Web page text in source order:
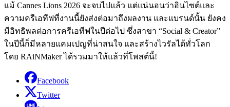
แม้ Cannes Lions 2026 จะจบไปแล้ว แต่แน่นอนว่าอินไซต์และ
ความครีเอทีฟที่งานนี้ยังส่งต่อมาถึงผลงาน และแบรนด์นั้น ยังคง
มีอิทธิพลต่อการครีเอทีฟในปีต่อไป ซึ่งสาขา “Social & Creator”
ในปีนี้ก็มีหลายแคมเปญที่น่าสนใจ และสร้างไวรัลได้ทั่วโลก
โดย RAiNMaker ได้รวมมาให้แล้วที่โพสต์นี้!
Facebook
Twitter